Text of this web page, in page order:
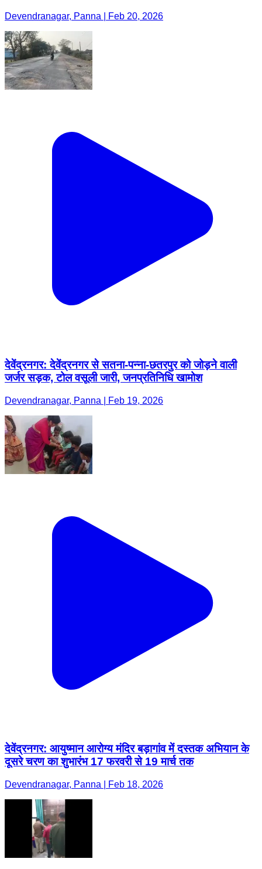
Devendranagar, Panna | Feb 20, 2026
देवेंद्रनगर: देवेंद्रनगर से सतना-पन्ना-छतरपुर को जोड़ने वाली
जर्जर सड़क, टोल वसूली जारी, जनप्रतिनिधि खामोश
Devendranagar, Panna | Feb 19, 2026
देवेंद्रनगर: आयुष्मान आरोग्य मंदिर बड़ागांव में दस्तक अभियान के
दूसरे चरण का शुभारंभ 17 फरवरी से 19 मार्च तक
Devendranagar, Panna | Feb 18, 2026